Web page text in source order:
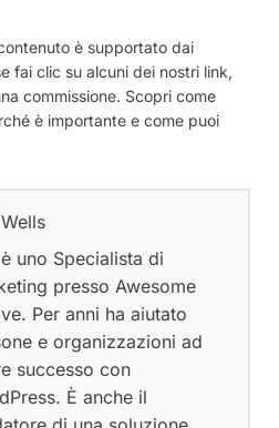
è supportato dai
fai clic su alcuni dei nostri link,
commissione. Scopri come
è importante e come puoi
uno Specialista di
presso Awesome
Per anni ha aiutato
e organizzazioni ad
successo con
È anche il